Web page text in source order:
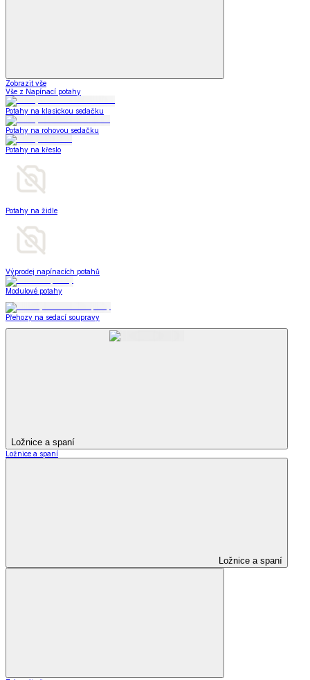
Zobrazit vše
Vše z Napínací potahy
Potahy na klasickou sedačku
Potahy na rohovou sedačku
Potahy na křeslo
Potahy na židle
Výprodej napínacích potahů
Modulové potahy
Přehozy na sedací soupravy
Ložnice a spaní
Ložnice a spaní
Ložnice a spaní